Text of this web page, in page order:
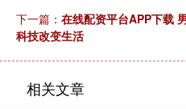
下一篇： 在线配资平台APP下载
科技改变生活
相关文章